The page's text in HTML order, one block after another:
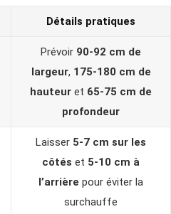
Détails pratiques
Prévoir 90-92 cm de
largeur, 175-180 cm de
hauteur et 65-75 cm de
profondeur
Laisser 5-7 cm sur les
côtés et 5-10 cm à
l’arrière pour éviter la
surchauffe